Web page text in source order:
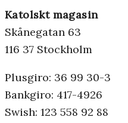
Katolskt magasin
Skånegatan 63
116 37 Stockholm
Plusgiro: 36 99 30-3
Bankgiro: 417-4926
Swish: 123 558 92 88